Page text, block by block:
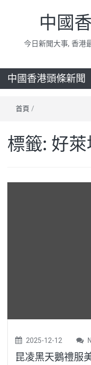
中國
今日新聞大事, 香港
中國香港頭條新聞
首頁 /
標籤: 好
2025-12-12
昆凌黑天鵝禮服